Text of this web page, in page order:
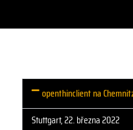
openthinclient na
Stuttgart, 22. března 2022